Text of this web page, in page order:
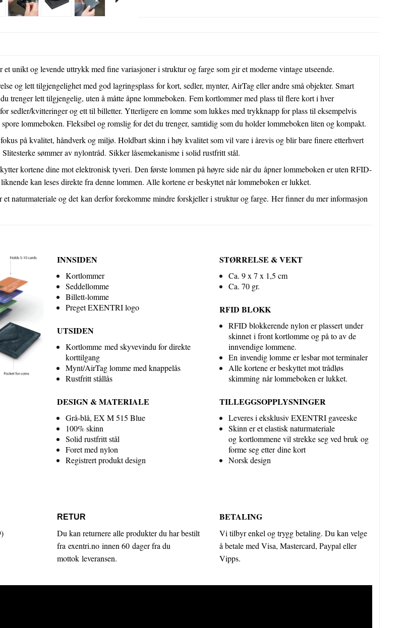
et unikt og levende uttrykk med fine variasjoner i struktur og farge som gir et moderne vintage utseende.
og lett tilgjengelighet med god lagringsplass for kort, sedler, mynter, AirTag eller andre små objekter. Smart
trenger lett tilgjengelig, uten å måtte åpne lommeboken. Fem kortlommer med plass til flere kort i hver
sedler/kvitteringer og ett til billetter. Ytterligere en lomme som lukkes med trykknapp for plass til eksempelvis
lommeboken. Fleksibel og romslig for det du trenger, samtidig som du holder lommeboken liten og kompakt.
på kvalitet, håndverk og miljø. Holdbart skinn i høy kvalitet som vil vare i årevis og blir bare finere etterhvert
sømmer av nylontråd. Sikker låsemekanisme i solid rustfritt stål.
kortene dine mot elektronisk tyveri. Den første lommen på høyre side når du åpner lommeboken er uten RFID-
kan leses direkte fra denne lommen. Alle kortene er beskyttet når lommeboken er lukket.
naturmateriale og det kan derfor forekomme mindre forskjeller i struktur og farge. Her finner du mer informasjon
INNSIDEN
Kortlommer
Seddellomme
Billett-lomme
Preget EXENTRI logo
UTSIDEN
Kortlomme med skyvevindu for direkte
korttilgang
Mynt/AirTag lomme med knappelås
Rustfritt stållås
DESIGN & MATERIALE
Grå-blå, EX M 515 Blue
100% skinn
Solid rustfritt stål
Foret med nylon
Registrert produkt design
STØRRELSE & VEKT
Ca. 9 x 7 x 1,5 cm
Ca. 70 gr.
RFID BLOKK
RFID blokkerende nylon er plassert under
skinnet i front kortlomme og på to av de
innvendige lommene.
En invendig lomme er lesbar mot terminaler
Alle kortene er beskyttet mot trådløs
skimming når lommeboken er lukket.
TILLEGGSOPPLYSNINGER
Leveres i eksklusiv EXENTRI gaveeske
Skinn er et elastisk naturmateriale
og kortlommene vil strekke seg ved bruk og
forme seg etter dine kort
Norsk design
RETUR
Du kan returnere alle produkter du har bestilt
fra exentri.no innen 60 dager fra du
mottok leveransen.
BETALING
Vi tilbyr enkel og trygg betaling. Du kan velge
å betale med Visa, Mastercard, Paypal eller
Vipps.